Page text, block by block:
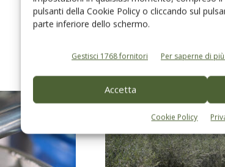
pulsanti della Cookie Policy o cliccando sul
parte inferiore dello schermo.
Gestisci 1768 fornitori Per saperne di
Accetta
Cookie Policy
DiDebora Degl’Innocenti 3 Luglio 2026